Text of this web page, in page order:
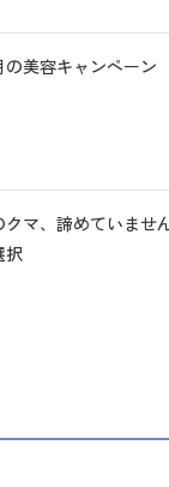
の美容キャンペーン
クマ、諦めていませ
択